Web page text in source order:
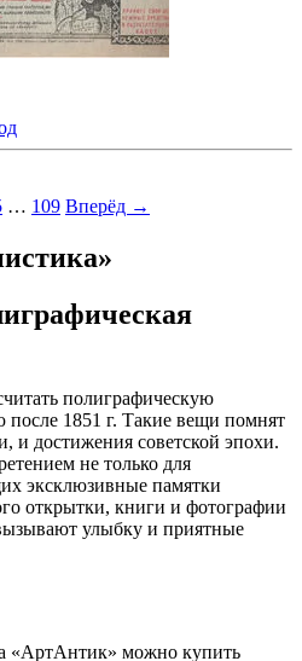
… 109 Вперёд →
полиграфическую
1851 г. Такие вещи помнят
и достижения советской эпохи.
не только для
эксклюзивные памятки
открытки, книги и фотографии
улыбку и приятные
«АртАнтик» можно купить